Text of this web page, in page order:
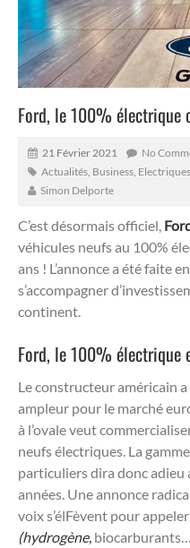
Ford, le 100% électrique
21 Février 2021
No
Actualités Business
Simon Delporte
C’est désormais officiel,
véhicules neufs au 100%
ans ! L’annonce a été faite
s’accompagner
continent.
Ford, le 100% électrique
Le constructeur américain
ampleur pour le marché
à l’ovale veut
neufs électriques. La
particuliers dira donc
années. Une annonce
voix s’élFèvent pour
(hydrogène,